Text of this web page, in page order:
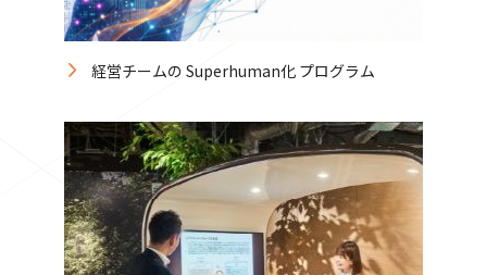
経営チームの Superhuman化 プログラム